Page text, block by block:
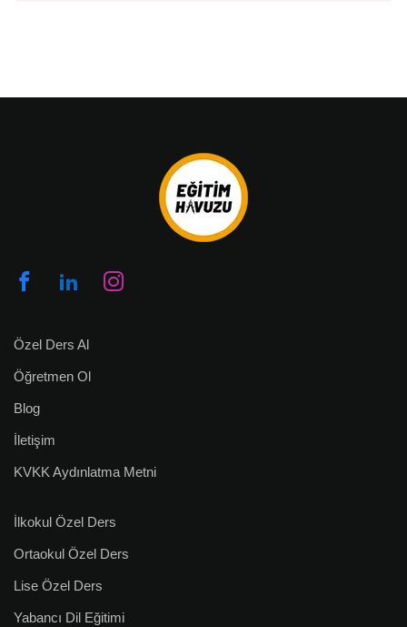
Özel Ders Al
Öğretmen Ol
Blog
İletişim
KVKK Aydınlatma Metni
İlkokul Özel Ders
Ortaokul Özel Ders
Lise Özel Ders
Yabancı Dil Eğitimi